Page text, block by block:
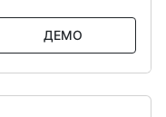
ДЕМО